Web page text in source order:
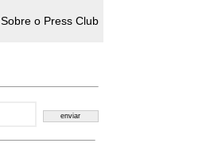
Sobre o Press Club